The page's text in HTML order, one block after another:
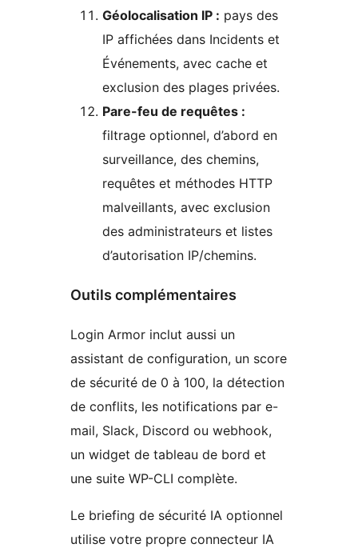
Géolocalisation IP : pays des
IP affichées dans Incidents et
Événements, avec cache et
exclusion des plages privées.
Pare-feu de requêtes :
filtrage optionnel, d’abord en
surveillance, des chemins,
requêtes et méthodes HTTP
malveillants, avec exclusion
des administrateurs et listes
d’autorisation IP/chemins.
Outils complémentaires
Login Armor inclut aussi un
assistant de configuration, un score
de sécurité de 0 à 100, la détection
de conflits, les notifications par e-
mail, Slack, Discord ou webhook,
un widget de tableau de bord et
une suite WP-CLI complète.
Le briefing de sécurité IA optionnel
utilise votre propre connecteur IA